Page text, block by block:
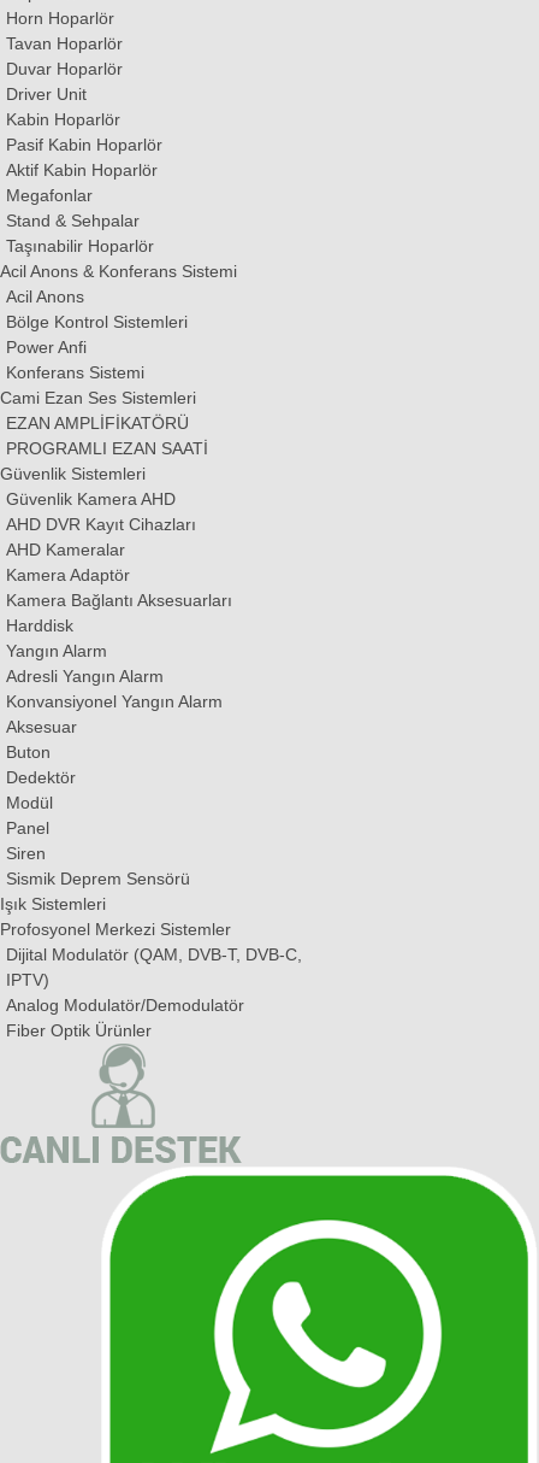
Horn Hoparlör
Tavan Hoparlör
Duvar Hoparlör
Driver Unit
Kabin Hoparlör
Pasif Kabin Hoparlör
Aktif Kabin Hoparlör
Megafonlar
Stand & Sehpalar
Taşınabilir Hoparlör
Acil Anons & Konferans Sistemi
Acil Anons
Bölge Kontrol Sistemleri
Power Anfi
Konferans Sistemi
Cami Ezan Ses Sistemleri
EZAN AMPLİFİKATÖRÜ
PROGRAMLI EZAN SAATİ
Güvenlik Sistemleri
Güvenlik Kamera AHD
AHD DVR Kayıt Cihazları
AHD Kameralar
Kamera Adaptör
Kamera Bağlantı Aksesuarları
Harddisk
Yangın Alarm
Adresli Yangın Alarm
Konvansiyonel Yangın Alarm
Aksesuar
Buton
Dedektör
Modül
Panel
Siren
Sismik Deprem Sensörü
Işık Sistemleri
Profosyonel Merkezi Sistemler
Dijital Modulatör (QAM, DVB-T, DVB-C,
IPTV)
Analog Modulatör/Demodulatör
Fiber Optik Ürünler